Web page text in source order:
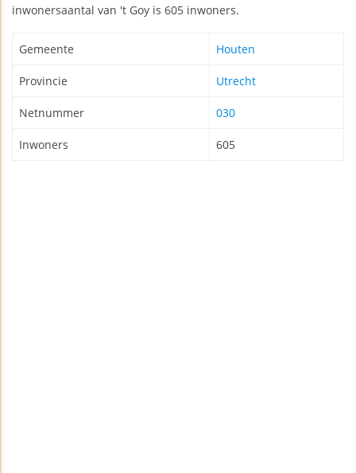
inwonersaantal van 't Goy is 605 inwoners.
Gemeente Houten
Provincie Utrecht
Netnummer 030
Inwoners 605